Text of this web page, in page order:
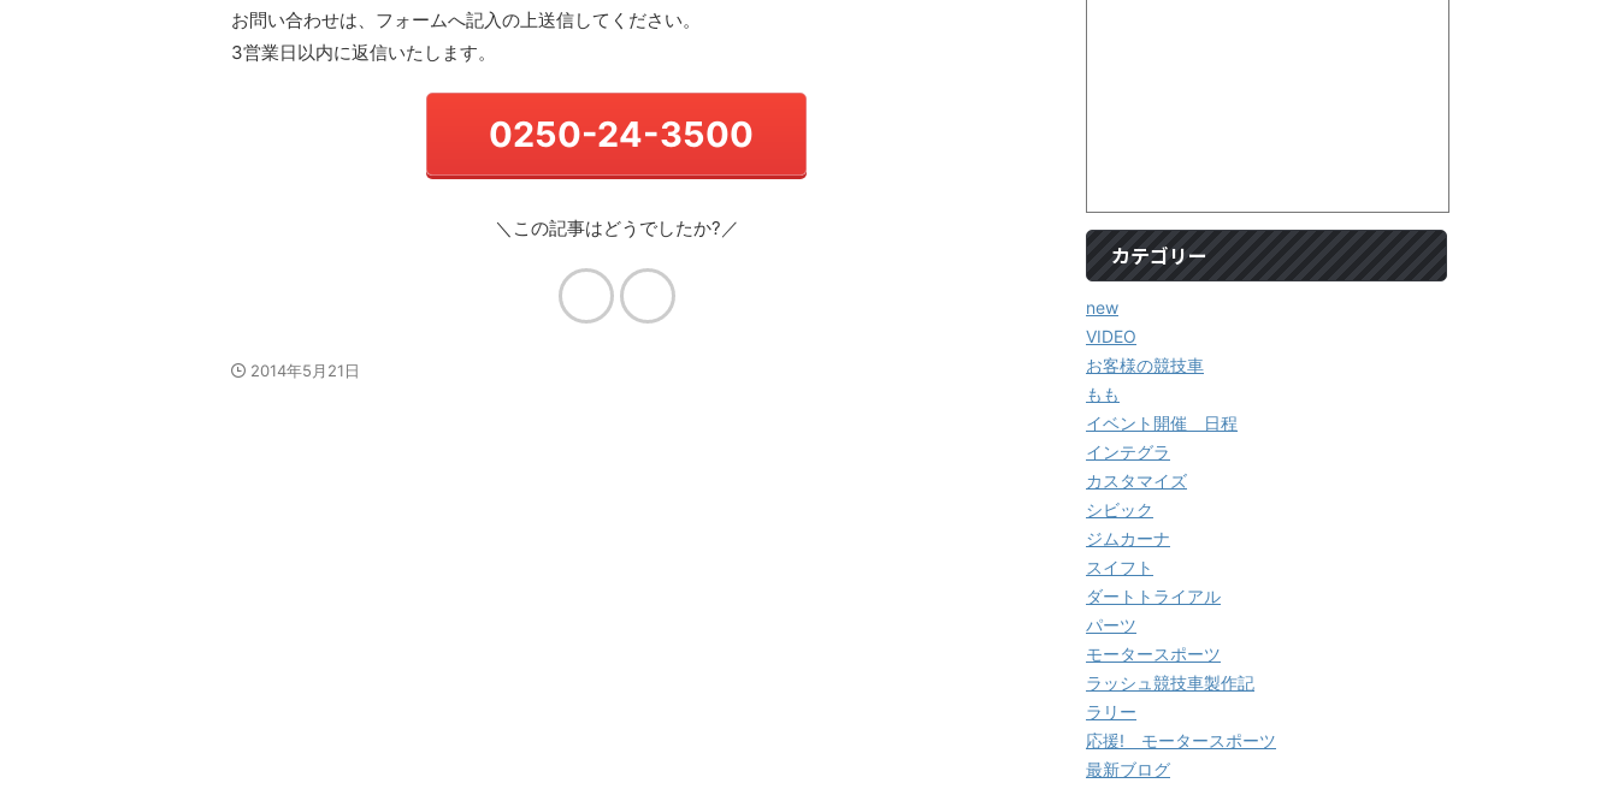
お問い合わせは、フォームへ記入の上送信してください。
3営業日以内に返信いたします。
0250-24-3500
＼この記事はどうでしたか?／
2014年5月21日
カテゴリー
new
VIDEO
お客様の競技車
もも
イベント開催 日程
インテグラ
カスタマイズ
シビック
ジムカーナ
スイフト
ダートトライアル
パーツ
モータースポーツ
ラッシュ競技車製作記
ラリー
応援! モータースポーツ
最新ブログ